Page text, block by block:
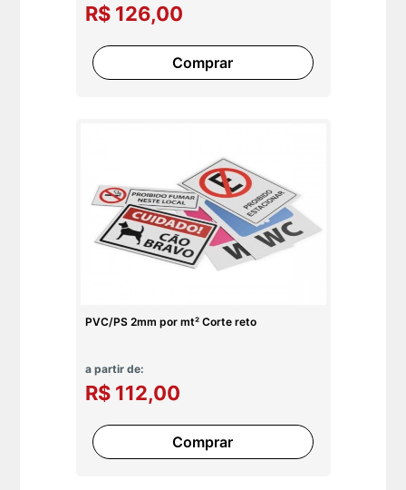
R$ 126,00
Comprar
PVC/PS 2mm por mt² Corte reto
a partir de:
R$ 112,00
Comprar